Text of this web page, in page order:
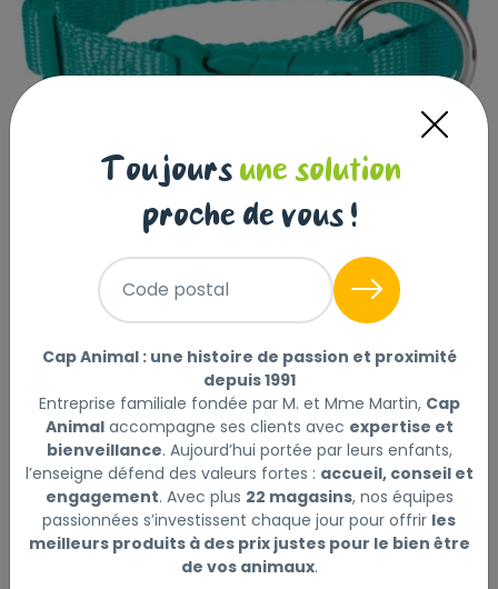
Premium collier, S–M: 30–45 cm/15
mm, océan
Réf : 4053032019706
Premium collier, S–M: 30–45 cm/15 mm, océanLire la
suite
Ce produit n'est plus disponible
Toujours une solution
proche de vous !
Code postal
Cap Animal : une histoire de passion et proximité
depuis 1991
Entreprise familiale fondée par M. et Mme Martin, Cap
Animalaccompagne ses clients avec expertise et
bienveillance. Aujourd’hui portée par leurs enfants,
l’enseigne défend des valeurs fortes : accueil, conseil et
engagement. Avec plus 22 magasins, nos équipes
passionnées s’investissent chaque jour pour offrir les
meilleurs produits à des prix justes pour le bien être
de vos animaux.